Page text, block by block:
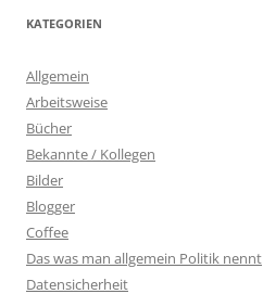
KATEGORIEN
Allgemein
Arbeitsweise
Bücher
Bekannte / Kollegen
Bilder
Blogger
Coffee
Das was man allgemein Politik nennt
Datensicherheit